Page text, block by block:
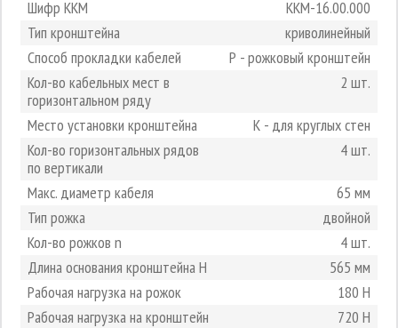
Шифр ККМ
ККМ-16.00.000
Тип кронштейна
криволинейный
Способ прокладки кабелей
Р - рожковый кронштейн
Кол-во кабельных мест в
горизонтальном ряду
2 шт.
Место установки кронштейна
К - для круглых стен
Кол-во горизонтальных рядов
по вертикали
4 шт.
Макс. диаметр кабеля
65 мм
Тип рожка
двойной
Кол-во рожков n
4 шт.
Длина основания кронштейна H
565 мм
Рабочая нагрузка на рожок
180 Н
Рабочая нагрузка на кронштейн
720 Н